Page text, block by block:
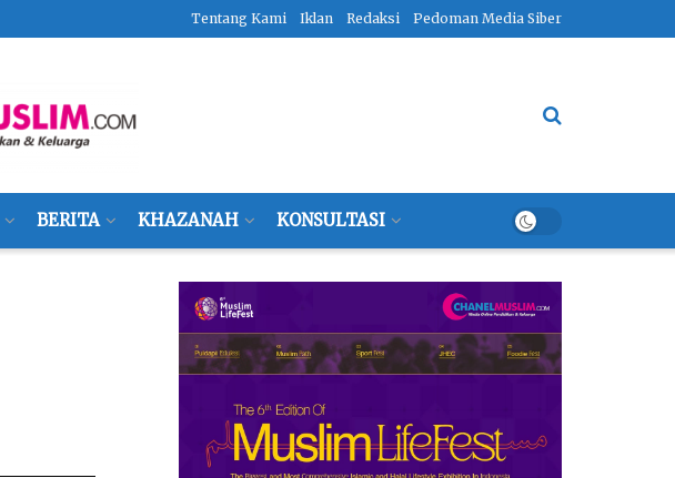
Tentang Kami Iklan Redaksi Pedoman Media Siber
BERITA KHAZANAH KONSULTASI